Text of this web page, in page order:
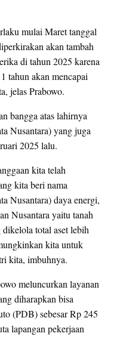
mulai Maret tanggal
akan tambah
di tahun 2025 karena
tahun akan mencapai
jelas Prabowo.
bangga atas lahirnya
Nusantara) yang juga
2025 lalu.
kita telah
kita beri nama
Nusantara) daya energi,
Nusantara yaitu tanah
total aset lebih
kita untuk
kita, imbuhnya.
meluncurkan layanan
diharapkan bisa
(PDB) sebesar Rp 245
lapangan pekerjaan